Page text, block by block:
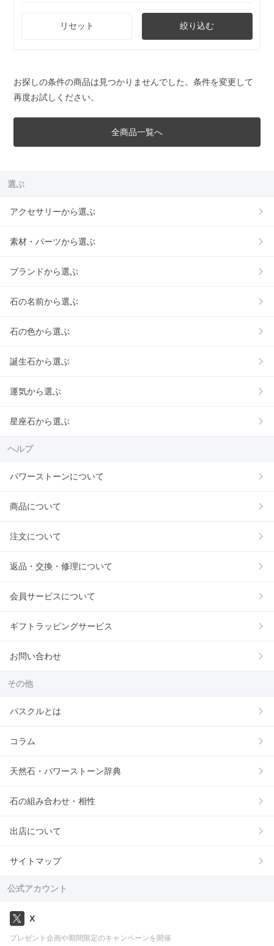
リセット 絞り込む
お探しの条件の商品は見つかりませんでした。条件を変更して
再度お試しください。
全商品一覧へ
選ぶ
アクセサリーから選ぶ
素材・パーツから選ぶ
ブランドから選ぶ
石の名前から選ぶ
石の色から選ぶ
誕生石から選ぶ
運気から選ぶ
星座石から選ぶ
ヘルプ
パワーストーンについて
商品について
注文について
返品・交換・修理について
会員サービスについて
ギフトラッピングサービス
お問い合わせ
その他
パスクルとは
コラム
天然石・パワーストーン辞典
石の組み合わせ・相性
出店について
サイトマップ
公式アカウント
X
プレゼント企画や期間限定のキャンペーンを開催